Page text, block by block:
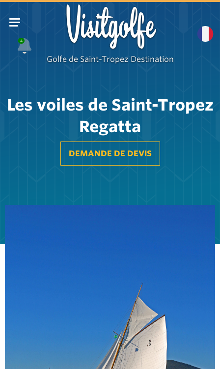
4 Visitgolfe
Golfe de Saint-Tropez Destination
Les voiles de Saint-Tropez
Regatta
DEMANDE DE DEVIS